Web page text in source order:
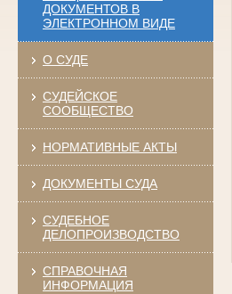
ДОКУМЕНТОВ В
ЭЛЕКТРОННОМ ВИДЕ
О СУДЕ
СУДЕЙСКОЕ
СООБЩЕСТВО
НОРМАТИВНЫЕ АКТЫ
ДОКУМЕНТЫ СУДА
СУДЕБНОЕ
ДЕЛОПРОИЗВОДСТВО
СПРАВОЧНАЯ
ИНФОРМАЦИЯ